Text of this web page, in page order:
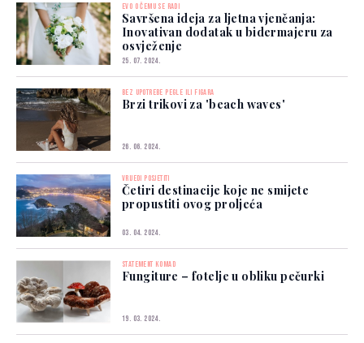
EVO O ČEMU SE RADI
Savršena ideja za ljetna vjenčanja:
Inovativan dodatak u bidermajeru za
osvježenje
25. 07. 2024.
BEZ UPOTREBE PEGLE ILI FIGARA
Brzi trikovi za 'beach waves'
26. 06. 2024.
VRIJEDI POSJETITI
Četiri destinacije koje ne smijete
propustiti ovog proljeća
03. 04. 2024.
STATEMENT KOMAD
Fungiture – fotelje u obliku pečurki
19. 03. 2024.